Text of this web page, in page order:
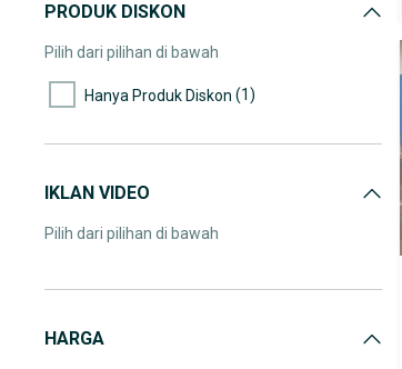
PRODUK DISKON
Pilih dari pilihan di bawah
Hanya Produk Diskon (1)
IKLAN VIDEO
Pilih dari pilihan di bawah
HARGA